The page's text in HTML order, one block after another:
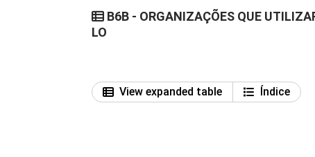
B6B - ORGANIZAÇÕES QUE
LO
View expanded table
Índice